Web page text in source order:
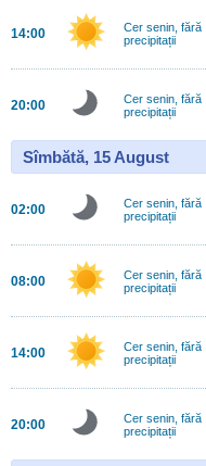
14:00
Cer senin, fără
precipitații
20:00
Cer senin, fără
precipitații
Sîmbătă, 15 August
02:00
Cer senin, fără
precipitații
08:00
Cer senin, fără
precipitații
14:00
Cer senin, fără
precipitații
20:00
Cer senin, fără
precipitații